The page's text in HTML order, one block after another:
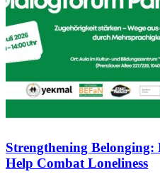
Strengthening
Help Combat Loneliness